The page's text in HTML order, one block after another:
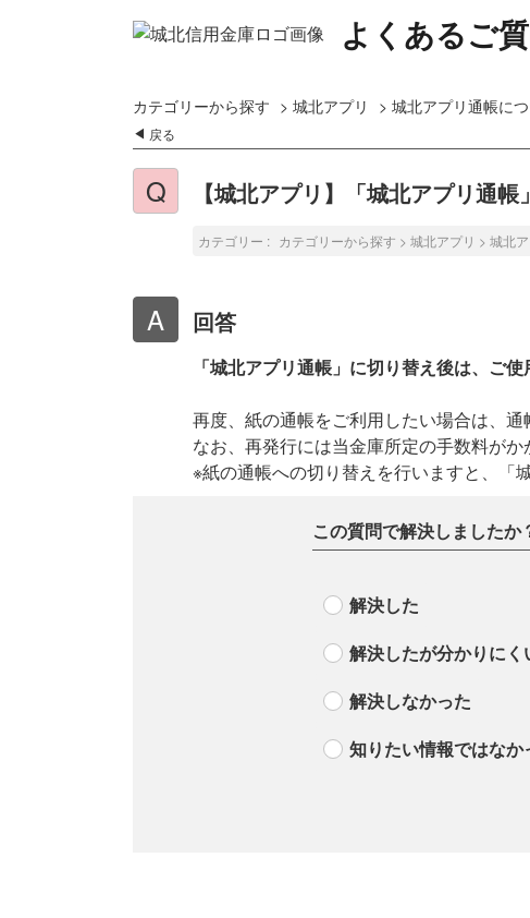
よくあるご
カテゴリーから探す > 城北アプリ > 城北アプリ通帳に
戻る
【城北アプリ】「城北アプリ通
カテゴリー : カテゴリーから探す > 城北アプリ > 城北
回答
「城北アプリ通帳」に切り替え後は、ご
再度、紙の通帳をご利用したい場合は、
なお、再発行には当金庫所定の手数料がか
※紙の通帳への切り替えを行いますと、「
この質問で解決しましたか
解決した
解決したが分かりにく
解決しなかった
知りたい情報ではなか